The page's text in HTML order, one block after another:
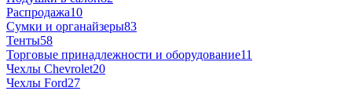
Распродажа10
Сумки и органайзеры83
Тенты58
Торговые принадлежности и оборудование11
Чехлы Chevrolet20
Чехлы Ford27